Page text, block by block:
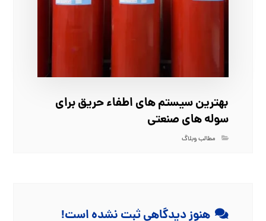
بهترین سیستم‌ های اطفاء حریق برای
سوله‌ های صنعتی
مطالب وبلاگ
هنوز دیدگاهی ثبت نشده است!